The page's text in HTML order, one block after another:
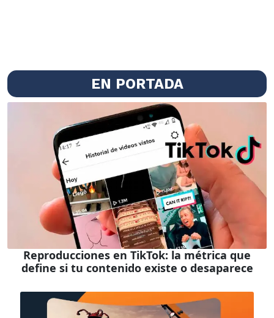
EN PORTADA
Reproducciones en TikTok: la métrica que
define si tu contenido existe o desaparece